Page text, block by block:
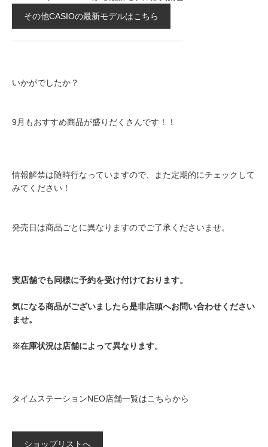
その他CASIOの最新モデルはこちら
いかがでしたか？
9月もおすすめ商品が盛りだくさんです！！
情報解禁は随時行なっていますので、また定期的にチェックして
みてください！
発売日は商品ごとに異なりますのでご了承くださいませ。
実店舗でも同様に予約を受け付けております。
気になる商品がございましたら是非店頭へお問い合わせください
ませ。
※在庫状況は店舗によって異なります。
タイムステーションNEO店舗一覧はこちらから
ショップリストへ